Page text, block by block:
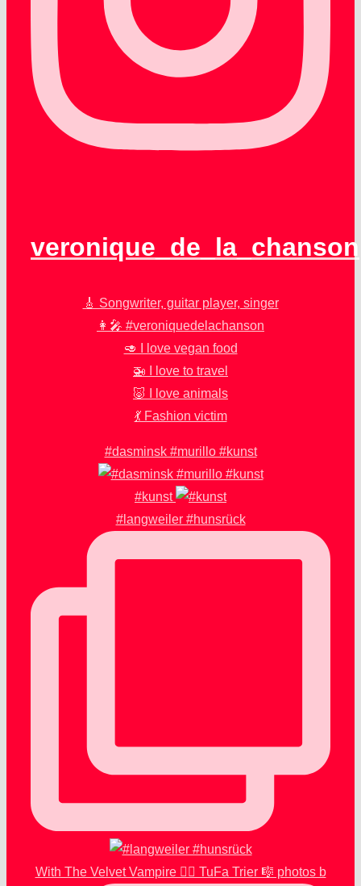
veronique_de_la_chanson
🎸 Songwriter, guitar player, singer
👩‍🎤 #veroniquedelachanson
🥑 I love vegan food
🚁 I love to travel
🐷 I love animals
💃 Fashion victim
#dasminsk #murillo #kunst
#kunst
#langweiler #hunsrück
With The Velvet Vampire 🧛‍♂️ TuFa Trier 🎼 photos b